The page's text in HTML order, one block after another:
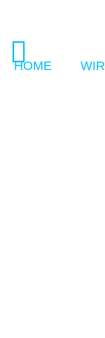
HOME WIR